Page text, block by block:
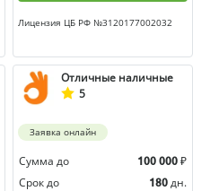
Лицензия ЦБ РФ №3120177002032
Отличные наличные
5
Заявка онлайн
Сумма до 100 000 ₽
Срок до
180 дн.